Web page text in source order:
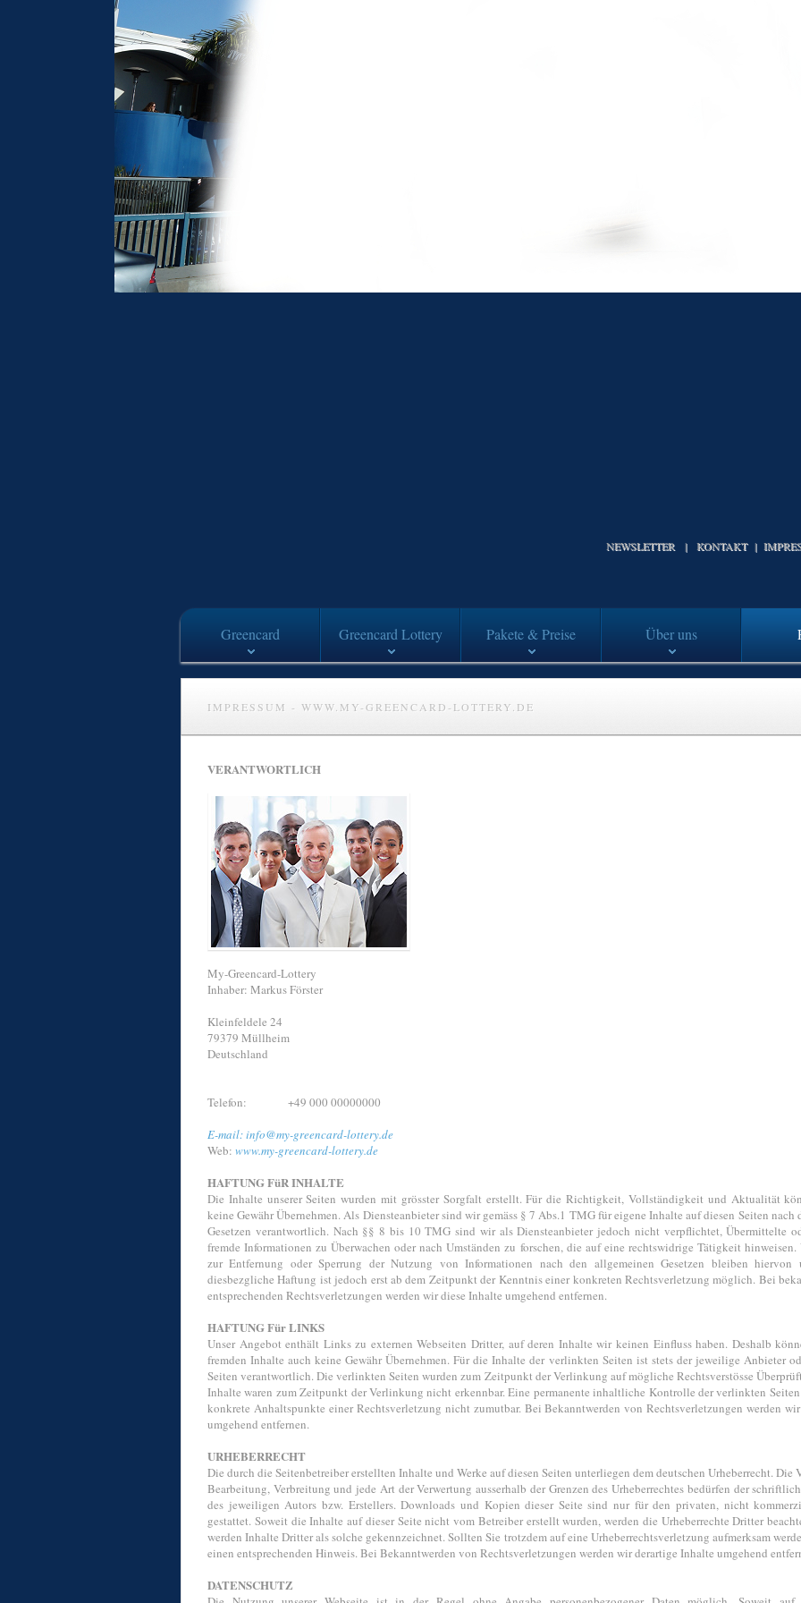
NEWSLETTER | KONTAKT|
Greencard Greencard Lottery Pakete & Preise Über uns
IMPRESSUM - WWW.MY-GREENCARD-LOTTERY.DE
VERANTWORTLICH
My-Greencard-Lottery
Inhaber: Markus Förster
Kleinfeldele 24
79379 Müllheim
Deutschland
Telefon:
+49 000 00000000
E-mail: info@my-greencard-lottery.de
Web: www.my-greencard-lottery.de
HAFTUNG FüR INHALTE
Die Inhalte unserer Seiten wurden mit grösster Sorgfalt erstellt. Für die Richtigkeit, Vollständigkeit und Aktualität
keine Gewähr Übernehmen. Als Diensteanbieter sind wir gemäss § 7 Abs.1 TMG für eigene Inhalte auf diesen Seiten nach
Gesetzen verantwortlich. Nach §§ 8 bis 10 TMG sind wir als Diensteanbieter jedoch nicht verpflichtet, Übermittelte
fremde Informationen zu Überwachen oder nach Umständen zu forschen, die auf eine rechtswidrige Tätigkeit
zur Entfernung oder Sperrung der Nutzung von Informationen nach den allgemeinen Gesetzen bleiben hiervon
diesbezgliche Haftung ist jedoch erst ab dem Zeitpunkt der Kenntnis einer konkreten Rechtsverletzung möglich. Bei
entsprechenden Rechtsverletzungen werden wir diese Inhalte umgehend entfernen.
HAFTUNG Für LINKS
Unser Angebot enthält Links zu externen Webseiten Dritter, auf deren Inhalte wir keinen Einfluss haben. Deshalb
fremden Inhalte auch keine Gewähr Übernehmen. Für die Inhalte der verlinkten Seiten ist stets der jeweilige Anbieter
Seiten verantwortlich. Die verlinkten Seiten wurden zum Zeitpunkt der Verlinkung auf mögliche Rechtsverstösse
Inhalte waren zum Zeitpunkt der Verlinkung nicht erkennbar. Eine permanente inhaltliche Kontrolle der verlinkten
konkrete Anhaltspunkte einer Rechtsverletzung nicht zumutbar. Bei Bekanntwerden von Rechtsverletzungen werden
umgehend entfernen.
URHEBERRECHT
Die durch die Seitenbetreiber erstellten Inhalte und Werke auf diesen Seiten unterliegen dem deutschen Urheberrecht.
Bearbeitung, Verbreitung und jede Art der Verwertung ausserhalb der Grenzen des Urheberrechtes bedürfen der
des jeweiligen Autors bzw. Erstellers. Downloads und Kopien dieser Seite sind nur für den privaten, nicht
gestattet. Soweit die Inhalte auf dieser Seite nicht vom Betreiber erstellt wurden, werden die Urheberrechte Dritter
werden Inhalte Dritter als solche gekennzeichnet. Sollten Sie trotzdem auf eine Urheberrechtsverletzung aufmerksam
einen entsprechenden Hinweis. Bei Bekanntwerden von Rechtsverletzungen werden wir derartige Inhalte umgehend
DATENSCHUTZ